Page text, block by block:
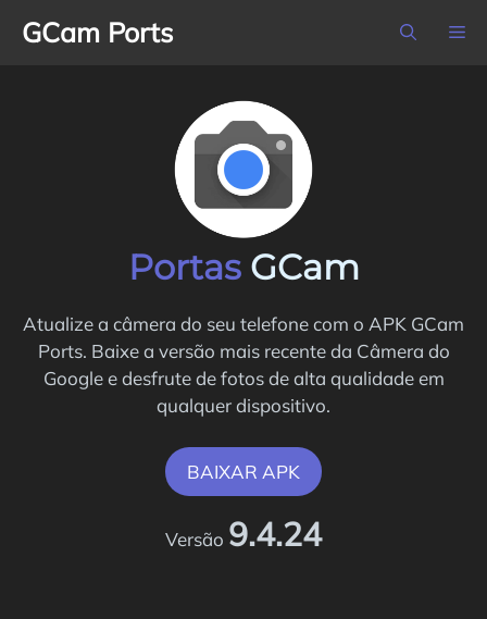
paraGCam Ports
Portas GCam
Atualize a câmera do seu telefone com o APK GCam
Ports. Baixe a versão mais recente da Câmera do
Google e desfrute de fotos de alta qualidade em
qualquer dispositivo.
BAIXAR APK
Versão 9.4.24